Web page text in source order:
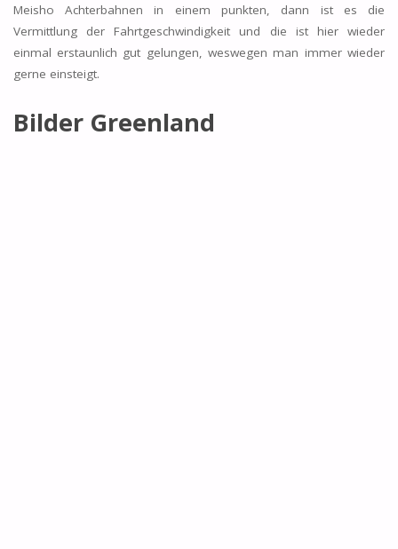
Meisho Achterbahnen in einem punkten, dann ist es die
Vermittlung der Fahrtgeschwindigkeit und die ist hier wieder
einmal erstaunlich gut gelungen, weswegen man immer wieder
gerne einsteigt.
Bilder Greenland